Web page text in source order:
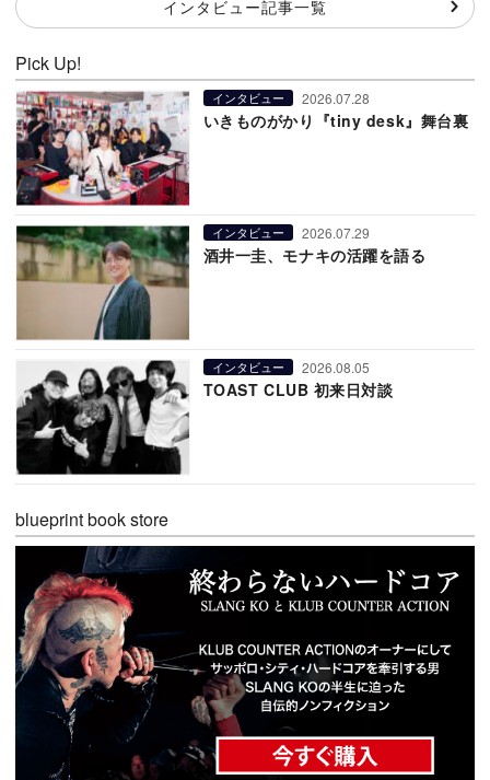
インタビュー記事一覧
Pick Up!
インタビュー 2026.07.28
いきものがかり『tiny desk』舞台裏
インタビュー 2026.07.29
酒井一圭、モナキの活躍を語る
インタビュー 2026.08.05
TOAST CLUB 初来日対談
blueprint book store